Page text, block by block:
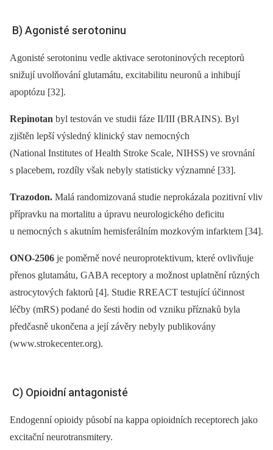
B) Agonisté serotoninu
Agonisté serotoninu vedle aktivace serotoninových receptorů
snižují uvolňování glutamátu, excitabilitu neuronů a inhibují
apoptózu [32].
Repinotan byl testován ve studii fáze II/III (BRAINS). Byl
zjištěn lepší výsledný klinický stav nemocných
(National Institutes of Health Stroke Scale, NIHSS) ve srovnání
s placebem, rozdíly však nebyly statisticky významné [33].
Trazodon. Malá randomizovaná studie neprokázala pozitivní vliv
přípravku na mortalitu a úpravu neurologického deficitu
u nemocných s akutním hemisferálním mozkovým infarktem [34].
ONO-2506 je poměrně nové neuroprotektivum, které ovlivňuje
přenos glutamátu, GABA receptory a možnost uplatnění různých
astrocytových faktorů [4]. Studie RREACT testující účinnost
léčby (mRS) podané do šesti hodin od vzniku příznaků byla
předčasně ukončena a její závěry nebyly publikovány
(www.strokecenter.org).
C) Opioidní antagonisté
Endogenní opioidy působí na kappa opioidních receptorech jako
excitační neurotransmitery.